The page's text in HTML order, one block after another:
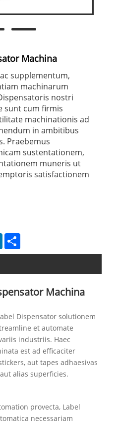
Machina
supplementum,
machinarum
nostri
sunt cum firmis
machinationis ad
in ambitibus
Praebemus
sustentationem,
muneris ut
satisfactionem
LinkedIn
Machina
Dispensator solutionem
et automate
industriis. Haec
est ad efficaciter
aut tapes adhaesivas
alias superficies.
provecta, Label
necessariam